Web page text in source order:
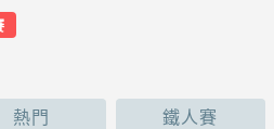
熱門 鐵人賽